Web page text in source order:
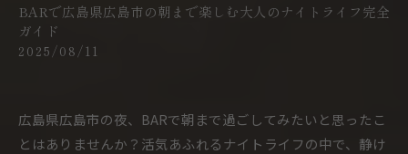
BARで広島県広島市の朝まで楽しむ大人のナイトライフ完全
ガイド
2025/08/11
広島県広島市の夜、BARで朝まで過ごしてみたいと思ったこ
とはありませんか？活気あふれるナイトライフの中で、静け